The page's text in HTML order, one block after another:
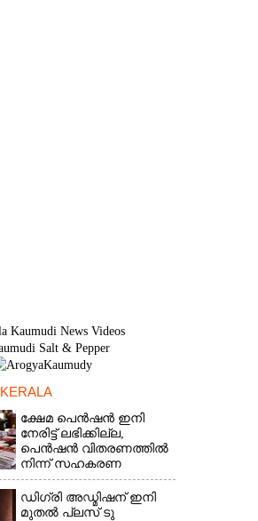
KERALA
ക്ഷേമ പെൻഷൻ ഇനി
നേരിട്ട് ലഭിക്കില്ല,​
പെൻഷൻ വിതരണത്തിൽ
നിന്ന് സഹകരണ
ബാങ്കുകളെ ഒഴിവാക്കി
ഡിഗ്രി അഡ്മിഷന് ഇനി
മുതൽ പ്ലസ് ടു